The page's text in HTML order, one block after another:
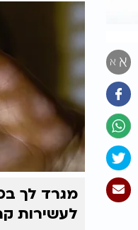
א א
מגרד לך
לעשירות